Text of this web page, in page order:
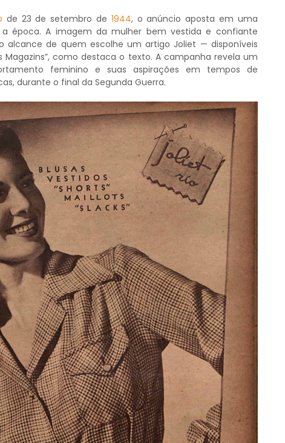
de 23 de setembro de 1944, o anúncio aposta em uma
época. A imagem da mulher bem vestida e confiante
alcance de quem escolhe um artigo Joliet — disponíveis
Magazins”, como destaca o texto. A campanha revela um
feminino e suas aspirações em tempos de
durante o final da Segunda Guerra.